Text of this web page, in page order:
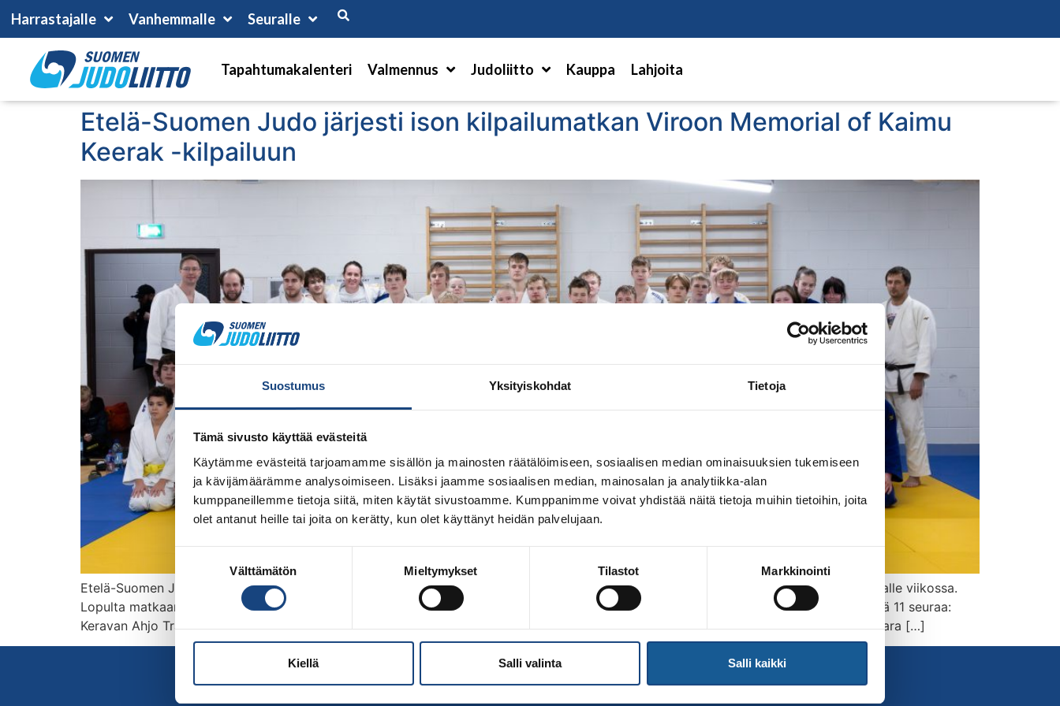
Suostumus Yksityiskohdat Tietoja
Tämä sivusto käyttää evästeitä
Käytämme evästeitä tarjoamamme sisällön ja mainosten räätälöimiseen, sosiaalisen median ominaisuuksien tukemiseen
ja kävijämäärämme analysoimiseen. Lisäksi jaamme sosiaalisen median, mainosalan ja analytiikka-alan
kumppaneillemme tietoja siitä, miten käytät sivustoamme. Kumppanimme voivat yhdistää näitä tietoja muihin tietoihin, joita
olet antanut heille tai joita on kerätty, kun olet käyttänyt heidän palvelujaan.
valinta
Välttämätön Mieltymykset Tilastot Markkinointi
Kiellä Salli valinta Salli kaikki
Harrastajalle Vanhemmalle Seuralle
Tapahtumakalenteri Valmennus Judoliitto Kauppa Lahjoita
Etelä-Suomen Judo järjesti ison kilpailumatkan Viroon Memorial of Kaimu
Keerak -kilpailuun
Etelä-Suomen Judo ry:n järjestämän, kaikille avoimen Kaimu Keerak -kilpailumatkan suosio yllätti positiivisesti, kun 80 paikkaa täyttyi alle viikossa.
Lopulta matkaan pääsi huimat 55 kilpailijaa, 10 valmentajaa ja 11 huoltajaa. Tässä joukossa oli Suomen kaikista ilmansuunnista yhteensä 11 seuraa:
Keravan Ahjo Training Center, Helsingin Chikara ja Hontai Judo, Kiteen Kippon, Porvoon Shirokawa, Rovaniemen Koyama, Vantaan Jukara […]